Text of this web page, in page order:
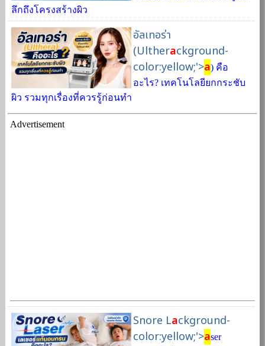
ลึกถึงโครงสร้างผิว
อัลเทอร่า
(Ultherackground-
color:yellow;'>a) คือ
อะไร? เทคโนโลยียกกระชับ
ผิว รวมทุกเรื่องที่ควรรู้ก่อนทำ
Advertisement
Snore Lackground-
color:yellow;'>aser